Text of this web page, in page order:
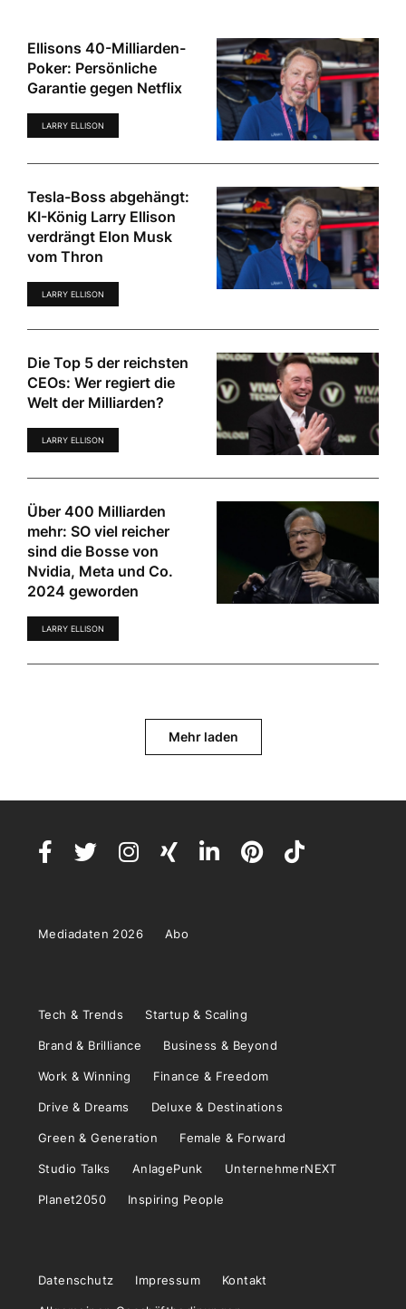
Ellisons 40-Milliarden-
Poker: Persönliche
Garantie gegen Netflix
LARRY ELLISON
Tesla-Boss abgehängt:
KI-König Larry Ellison
verdrängt Elon Musk
vom Thron
LARRY ELLISON
Die Top 5 der reichsten
CEOs: Wer regiert die
Welt der Milliarden?
LARRY ELLISON
Über 400 Milliarden
mehr: SO viel reicher
sind die Bosse von
Nvidia, Meta und Co.
2024 geworden
LARRY ELLISON
Mehr laden
Mediadaten 2026 Abo
Tech & Trends Startup & Scaling
Brand & Brilliance Business & Beyond
Work & Winning Finance & Freedom
Drive & Dreams Deluxe & Destinations
Green & Generation Female & Forward
Studio Talks AnlagePunk UnternehmerNEXT
Planet2050 Inspiring People
Datenschutz Impressum Kontakt